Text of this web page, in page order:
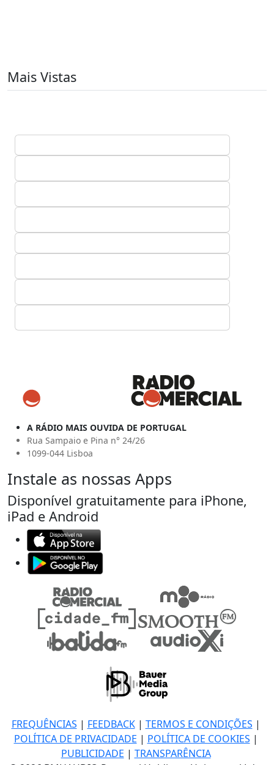
Mais Vistas
A RÁDIO MAIS OUVIDA DE PORTUGAL
Rua Sampaio e Pina n° 24/26
1099-044 Lisboa
Instale as nossas Apps
Disponível gratuitamente para iPhone,
iPad e Android
FREQUÊNCIAS | FEEDBACK| TERMOS E CONDIÇÕES |
POLÍTICA DE PRIVACIDADE | POLÍTICA DE COOKIES |
PUBLICIDADE | TRANSPARÊNCIA